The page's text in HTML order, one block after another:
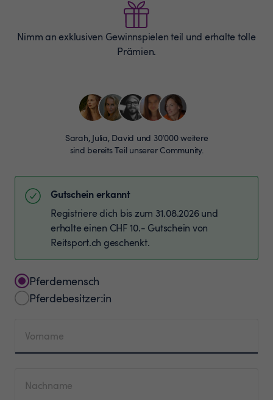
Nimm an exklusiven Gewinnspielen teil und erhalte tolle
Prämien.
Sarah, Julia, David und 30’000 weitere
sind bereits Teil unserer Community.
Gutschein erkannt
Registriere dich bis zum 31.08.2026 und
erhalte einen CHF 10.- Gutschein von
Reitsport.ch geschenkt.
Pferdemensch
Pferdebesitzer:in
Vorname
Nachname